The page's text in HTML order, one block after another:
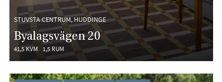
STUVSTA CENTRUM, HUDDINGE
Byalagsvägen 20
41,5 KVM 1,5 RUM